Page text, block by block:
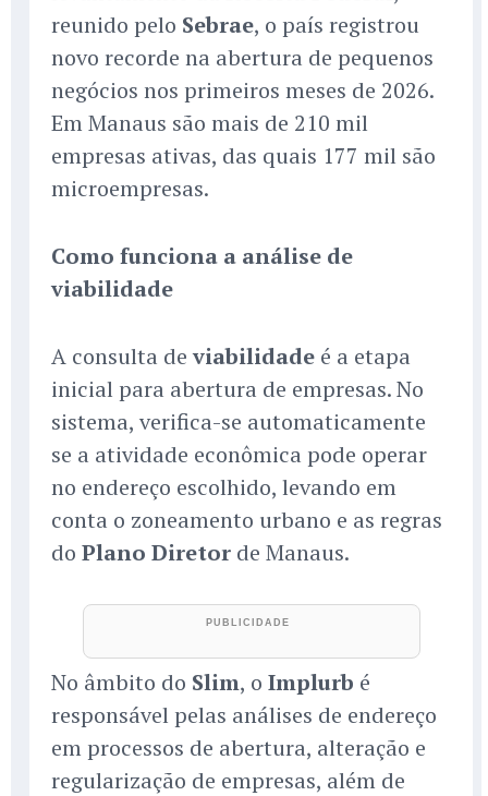
reunido pelo Sebrae, o país registrou
novo recorde na abertura de pequenos
negócios nos primeiros meses de 2026.
Em Manaus são mais de 210 mil
empresas ativas, das quais 177 mil são
microempresas.
Como funciona a análise de
viabilidade
A consulta deviabilidade é a etapa
inicial para abertura de empresas. No
sistema, verifica-se automaticamente
se a atividade econômica pode operar
no endereço escolhido, levando em
conta o zoneamento urbano e as regras
do Plano Diretor de Manaus.
No âmbito do Slim, o Implurb é
responsável pelas análises de endereço
em processos de abertura, alteração e
regularização de empresas, além de